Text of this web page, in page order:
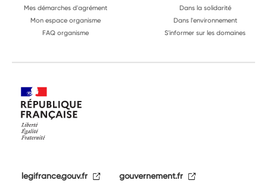
Mes démarches d'agrément
Mon espace organisme
FAQ organisme
Dans la solidarité
Dans l'environnement
S'informer sur les domaines
legifrance.gouv.fr gouvernement.fr